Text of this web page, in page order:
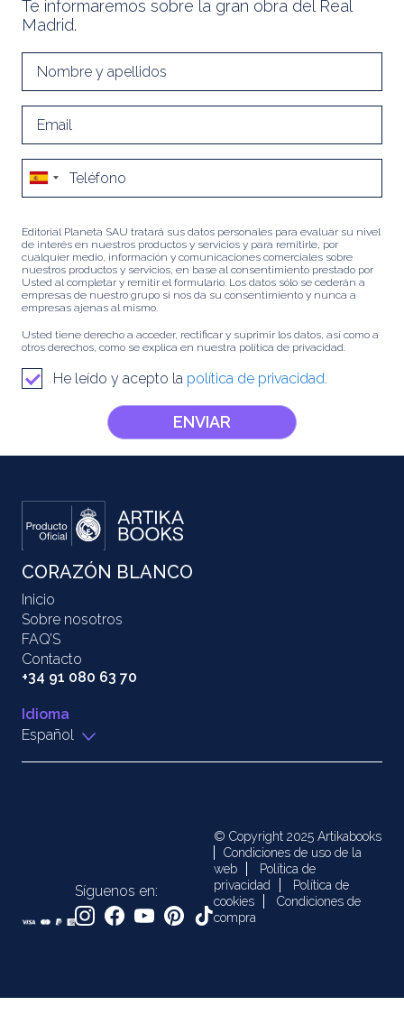
Te informaremos sobre la gran obra del Real
Madrid.
Editorial Planeta SAU tratará sus datos personales para evaluar su nivel
de interés en nuestros productos y servicios y para remitirle, por
cualquier medio, información y comunicaciones comerciales sobre
nuestros productos y servicios, en base al consentimiento prestado por
Usted al completar y remitir el formulario. Los datos sólo se cederán a
empresas de nuestro grupo si nos da su consentimiento y nunca a
empresas ajenas al mismo.
Usted tiene derecho a acceder, rectificar y suprimir los datos, así como a
otros derechos, como se explica en nuestra política de privacidad.
He leído y acepto la política de privacidad.
ENVIAR
CORAZÓN BLANCO
Inicio
Sobre nosotros
FAQ’S
Contacto
+34 91 080 63 70
Idioma
Español
Síguenos en:
© Copyright 2025 Artikabooks
Condiciones de uso de la
web
Política de
privacidad
Política de
cookies
Condiciones de
compra